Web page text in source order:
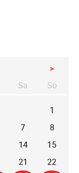
>
Sa mstagSo
1
7
8
14
15
21
22